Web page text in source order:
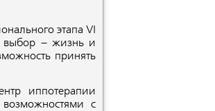
этапа VI
выбор – жизнь и
принять
иппотерапии
с